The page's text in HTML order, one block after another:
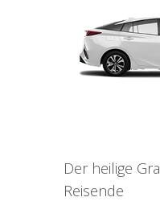
Der heilige
Reisende